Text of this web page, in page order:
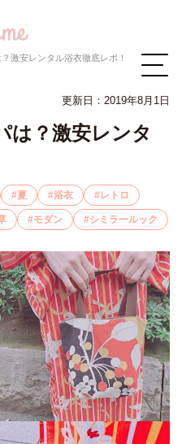
激安レンタル浴衣徹底レポ！
更新日：2019年8月1日
は？激安レンタ
夏 浴衣 レトロ
モダン シミラールック